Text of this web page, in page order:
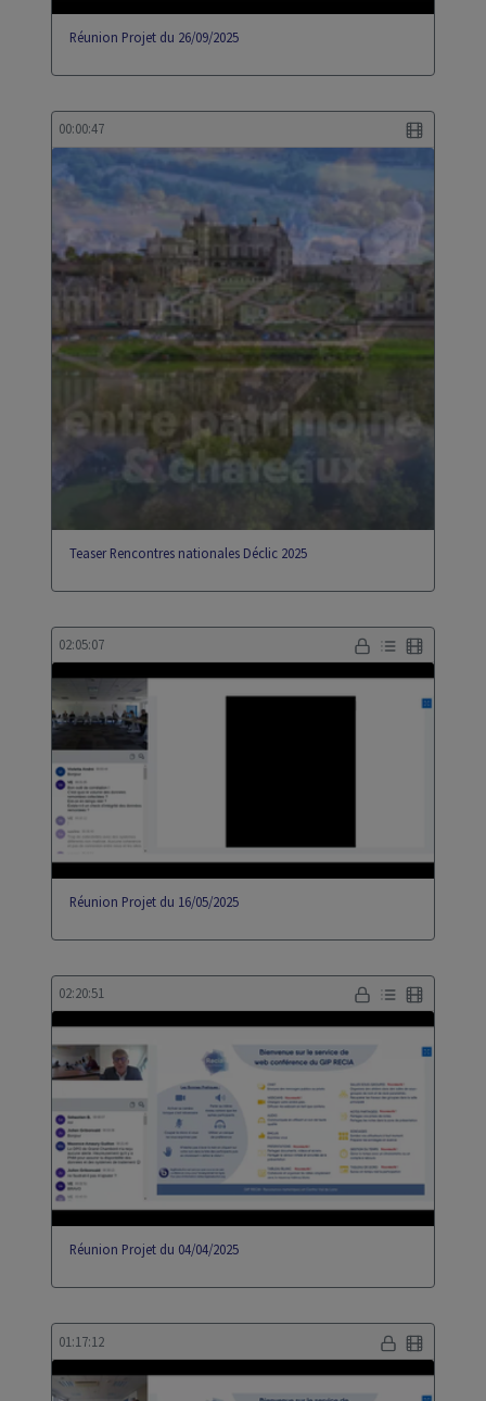
Réunion Projet du 26/09/2025
00:00:47
Teaser Rencontres nationales Déclic 2025
02:05:07
Réunion Projet du 16/05/2025
02:20:51
Réunion Projet du 04/04/2025
01:17:12